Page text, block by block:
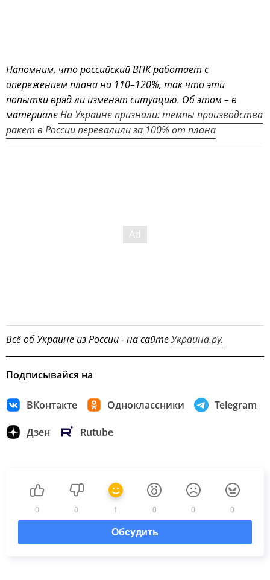
Напомним, что российский ВПК работает с
опережением плана на 110–120%, так что эти
попытки вряд ли изменят ситуацию. Об этом – в
материалеНа Украине признали: темпы производства
ракет в России перевалили за 100% от плана
Всё об Украине из России - на сайтеУкраина.ру.
Подписывайся на
ВКонтакте Одноклассники Telegram
Дзен Rutube
0 0 1 0 0 0
Обсудить